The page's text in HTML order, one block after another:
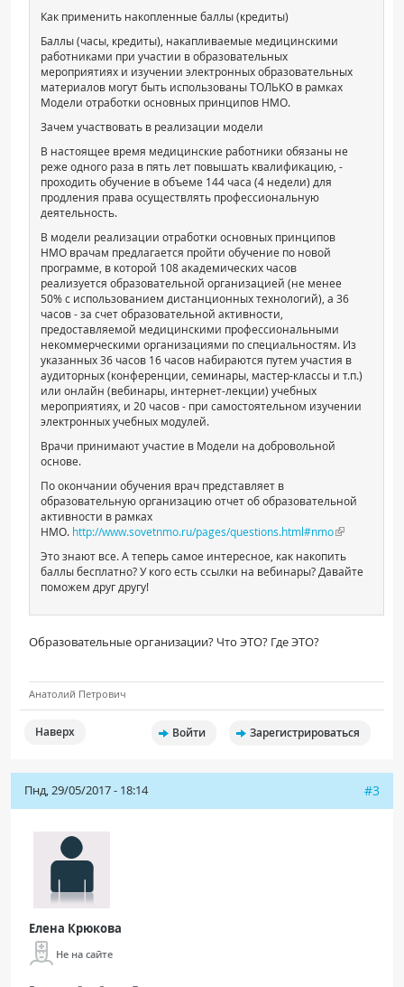
Как применить накопленные баллы (кредиты)
Баллы (часы, кредиты), накапливаемые медицинскими
работниками при участии в образовательных
мероприятиях и изучении электронных образовательных
материалов могут быть использованы ТОЛЬКО в рамках
Модели отработки основных принципов НМО.
Зачем участвовать в реализации модели
В настоящее время медицинские работники обязаны не
реже одного раза в пять лет повышать квалификацию, -
проходить обучение в объеме 144 часа (4 недели) для
продления права осуществлять профессиональную
деятельность.
В модели реализации отработки основных принципов
НМО врачам предлагается пройти обучение по новой
программе, в которой 108 академических часов
реализуется образовательной организацией (не менее
50% с использованием дистанционных технологий), а 36
часов - за счет образовательной активности,
предоставляемой медицинскими профессиональными
некоммерческими организациями по специальностям. Из
указанных 36 часов 16 часов набираются путем участия в
аудиторных (конференции, семинары, мастер-классы и т.п.)
или онлайн (вебинары, интернет-лекции) учебных
мероприятиях, и 20 часов - при самостоятельном изучении
электронных учебных модулей.
Врачи принимают участие в Модели на добровольной
основе.
По окончании обучения врач представляет в
образовательную организацию отчет об образовательной
активности в рамках
НМО. http://www.sovetnmo.ru/pages/questions.html#nmo
Это знают все. А теперь самое интересное, как накопить
баллы бесплатно? У кого есть ссылки на вебинары? Давайте
поможем друг другу!
Образовательные организации? Что ЭТО? Где ЭТО?
Анатолий Петрович
Наверх Войти Зарегистрироваться
Пнд, 29/05/2017 - 18:14 #3
Елена Крюкова
Не на сайте